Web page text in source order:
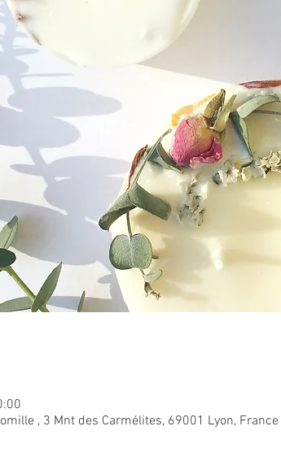
, 3 Mnt des Carmélites, 69001 Lyon, France